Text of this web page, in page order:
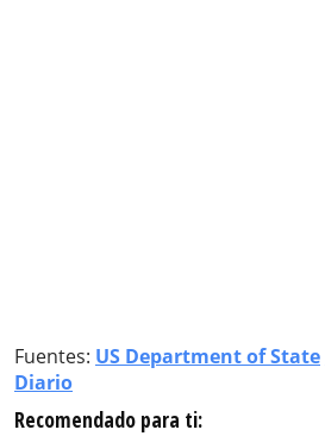
Fuentes: US Department of State
Diario
Recomendado para ti: